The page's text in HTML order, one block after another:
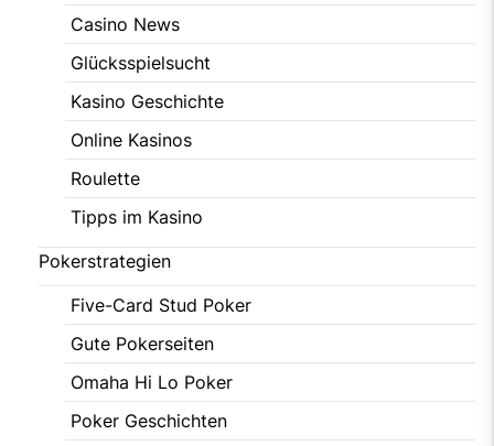
Casino News
Glücksspielsucht
Kasino Geschichte
Online Kasinos
Roulette
Tipps im Kasino
Pokerstrategien
Five-Card Stud Poker
Gute Pokerseiten
Omaha Hi Lo Poker
Poker Geschichten